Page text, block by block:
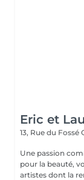
Eric et
13, Rue du Fossé
Une passion
pour la beauté,
artistes dont la